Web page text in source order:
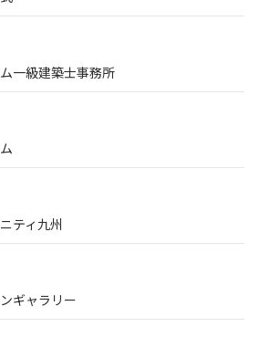
一級建築士事務所
ティ九州
ギャラリー